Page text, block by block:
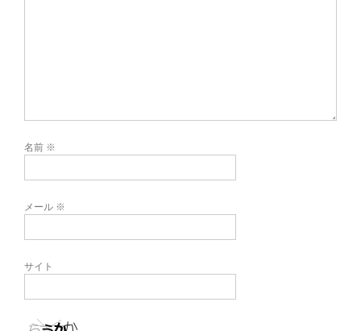
名前 ※
メール ※
サイト